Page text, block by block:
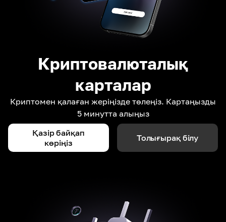
Криптовалюталық
карталар
Криптомен қалаған жеріңізде төлеңіз. Картаңызды
5 минутта алыңыз
Қазір байқап
көріңіз
Толығырақ білу